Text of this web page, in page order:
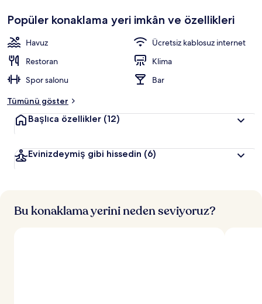
favorisi
f
r
k
Popüler konaklama yeri imkân ve özellikleri
Havuz
Ücretsiz kablosuz internet
Restoran
Klima
Spor salonu
Bar
Tümünü göster
Başlıca özellikler (12)
Evinizdeymiş gibi hissedin (6)
Bu konaklama yerini neden seviyoruz?